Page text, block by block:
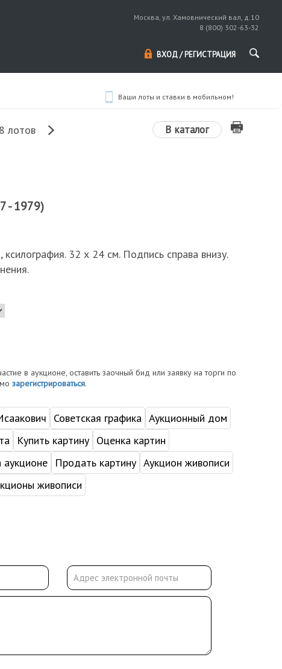
Москва, ул. Хамовнический вал, д.10
8 (800) 302-63-32
ВХОД / РЕГИСТРАЦИЯ
Ваши лоты и ставки в мобильном!
лотов В каталог
- 1979)
ксилография. 32 х 24 см. Подпись справа внизу.
в аукционе, оставить заочный бид или заявку на торги по
зарегистрироваться.
Советская графика Аукционный дом
Купить картину Оценка картин
Продать картину Аукцион живописи
живописи